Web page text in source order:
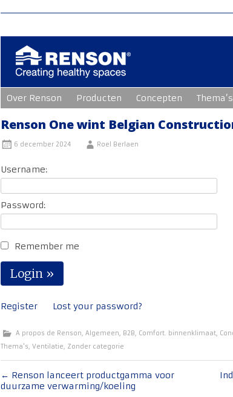
naar
de
inhoud
Over Renson Producten Concepten Thema’s
Renson One wint Belgian
6 december 2024 Roel Berlaen
Username:
Password:
Remember me
Register Lost your password?
A propos de Renson, Algemeen, B2B, Comfort. binnenklimaat,
Thema's, Ventilatie, Zonder categorie
Bericht
navigatie
← Renson lanceert productgamma voor
duurzame verwarming/koeling